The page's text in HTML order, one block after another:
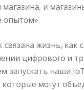
магазина, и
опытом».
жизнь, как
цифрового и
запускать наши
могут